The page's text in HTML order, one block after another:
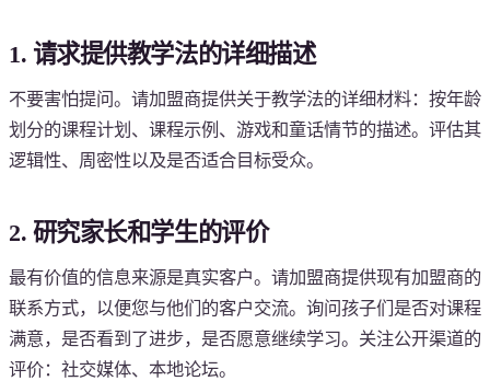
1. 请求提供教学法的详细描述
不要害怕提问。请加盟商提供关于教学法的详细材料：按年龄
划分的课程计划、课程示例、游戏和童话情节的描述。评估其
逻辑性、周密性以及是否适合目标受众。
2. 研究家长和学生的评价
最有价值的信息来源是真实客户。请加盟商提供现有加盟商的
联系方式，以便您与他们的客户交流。询问孩子们是否对课程
满意，是否看到了进步，是否愿意继续学习。关注公开渠道的
评价：社交媒体、本地论坛。